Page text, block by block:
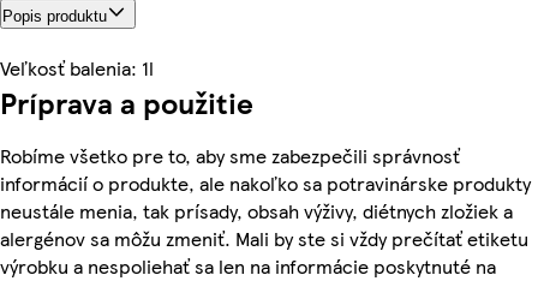
Popis produktu
Veľkosť balenia: 1l
Príprava a použitie
Robíme všetko pre to, aby sme zabezpečili správnosť
informácií o produkte, ale nakoľko sa potravinárske produkty
neustále menia, tak prísady, obsah výživy, diétnych zložiek a
alergénov sa môžu zmeniť. Mali by ste si vždy prečítať etiketu
výrobku a nespoliehať sa len na informácie poskytnuté na